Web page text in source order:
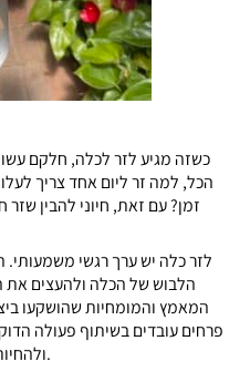
כשזה מגיע לזר לכלה, חלקם
הכל, למה זר ליום אחד צריך
זמן? עם זאת, חיוני להבין
לזר כלה יש ערך רגשי
הלבוש של הכלה ולהעצים את
המאמץ והמומחיות שהושקעו
פרחים עובדים בשיתוף פעולה
ולהחיות אותו באמצעות זר מסודר בקפידה.